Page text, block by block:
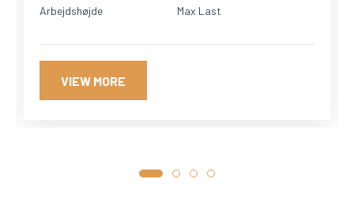
Arbejdshøjde Max Last
VIEW MORE